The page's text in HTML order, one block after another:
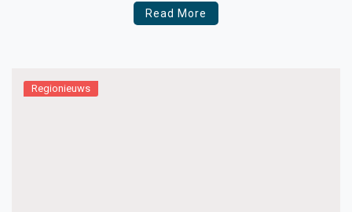
belasting bestaat vaak uit: Altijd klaar staan voor je
Read More
Regionieuws